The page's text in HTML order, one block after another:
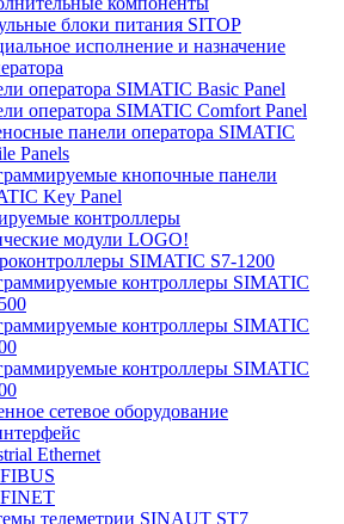
блоки питания SITOP
исполнение и назначение
оператора SIMATIC Basic Panel
оператора SIMATIC Comfort Panel
панели оператора SIMATIC
Panels
кнопочные панели
Key Panel
контроллеры
модули LOGO!
SIMATIC S7-1200
контроллеры SIMATIC
контроллеры SIMATIC
контроллеры SIMATIC
сетевое оборудование
Ethernet
телеметрии SINAUT ST7